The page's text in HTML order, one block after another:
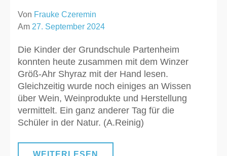
Von Frauke Czeremin
Am 27. September 2024
Die Kinder der Grundschule Partenheim
konnten heute zusammen mit dem Winzer
Größ-Ahr Shyraz mit der Hand lesen.
Gleichzeitig wurde noch einiges an Wissen
über Wein, Weinprodukte und Herstellung
vermittelt. Ein ganz anderer Tag für die
Schüler in der Natur. (A.Reinig)
WEITERLESEN